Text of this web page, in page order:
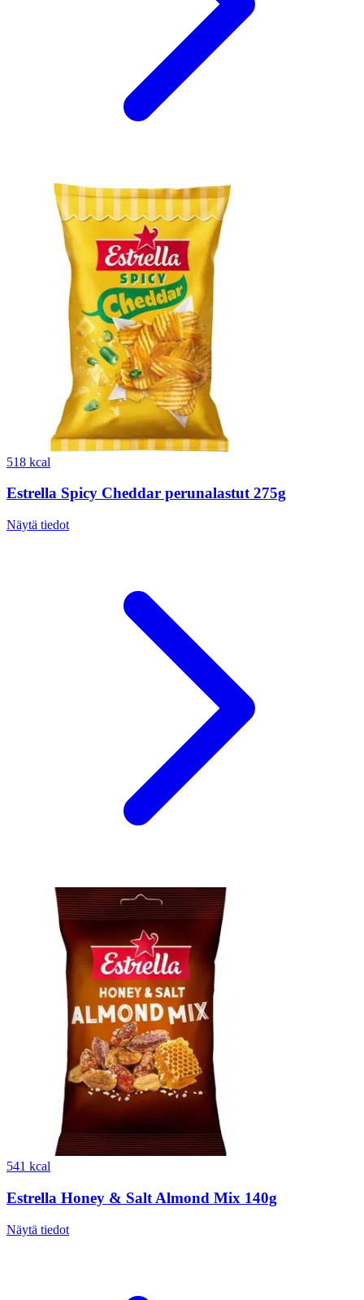
518 kcal
Estrella Spicy Cheddar perunalastut 275g
Näytä tiedot
541 kcal
Estrella Honey & Salt Almond Mix 140g
Näytä tiedot